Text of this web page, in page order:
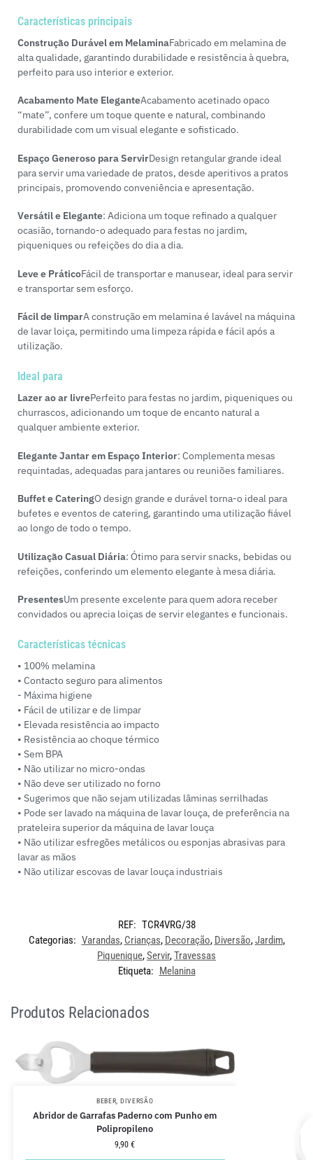
Características principais
Construção Durável em MelaminaFabricado em melamina de
alta qualidade, garantindo durabilidade e resistência à quebra,
perfeito para uso interior e exterior.
Acabamento Mate EleganteAcabamento acetinado opaco
“mate”, confere um toque quente e natural, combinando
durabilidade com um visual elegante e sofisticado.
Espaço Generoso para ServirDesign retangular grande ideal
para servir uma variedade de pratos, desde aperitivos a pratos
principais, promovendo conveniência e apresentação.
Versátil e Elegante: Adiciona um toque refinado a qualquer
ocasião, tornando-o adequado para festas no jardim,
piqueniques ou refeições do dia a dia.
Leve e PráticoFácil de transportar e manusear, ideal para servir
e transportar sem esforço.
Fácil de limparA construção em melamina é lavável na máquina
de lavar loiça, permitindo uma limpeza rápida e fácil após a
utilização.
Ideal para
Lazer ao ar livrePerfeito para festas no jardim, piqueniques ou
churrascos, adicionando um toque de encanto natural a
qualquer ambiente exterior.
Elegante Jantar em Espaço Interior: Complementa mesas
requintadas, adequadas para jantares ou reuniões familiares.
Buffet e CateringO design grande e durável torna-o ideal para
bufetes e eventos de catering, garantindo uma utilização fiável
ao longo de todo o tempo.
Utilização Casual Diária: Ótimo para servir snacks, bebidas ou
refeições, conferindo um elemento elegante à mesa diária.
PresentesUm presente excelente para quem adora receber
convidados ou aprecia loiças de servir elegantes e funcionais.
Características técnicas
• 100% melamina
• Contacto seguro para alimentos
- Máxima higiene
• Fácil de utilizar e de limpar
• Elevada resistência ao impacto
• Resistência ao choque térmico
• Sem BPA
• Não utilizar no micro-ondas
• Não deve ser utilizado no forno
• Sugerimos que não sejam utilizadas lâminas serrilhadas
• Pode ser lavado na máquina de lavar louça, de preferência na
prateleira superior da máquina de lavar louça
• Não utilizar esfregões metálicos ou esponjas abrasivas para
lavar as mãos
• Não utilizar escovas de lavar louça industriais
REF: TCR4VRG/38
Categorias: Varandas, Crianças, Decoração, Diversão,Jardim,
Piquenique,Servir,Travessas
Etiqueta: Melanina
Produtos Relacionados
BEBER DIVERSÃO
Abridor de Garrafas Paderno com Punho em
Polipropileno
9,90€